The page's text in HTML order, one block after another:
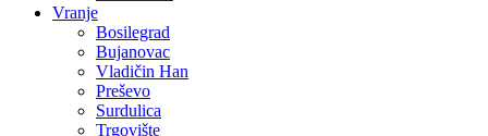
Vranje
Bosilegrad
Bujanovac
Vladičin Han
Preševo
Surdulica
Trgovište